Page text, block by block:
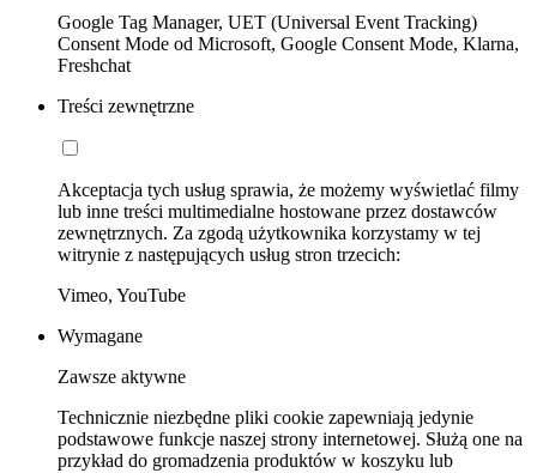
Google Tag Manager, UET (Universal Event Tracking)
Consent Mode od Microsoft, Google Consent Mode, Klarna,
Freshchat
Treści zewnętrzne
Akceptacja tych usług sprawia, że możemy wyświetlać filmy
lub inne treści multimedialne hostowane przez dostawców
zewnętrznych. Za zgodą użytkownika korzystamy w tej
witrynie z następujących usług stron trzecich:
Vimeo, YouTube
Wymagane
Zawsze aktywne
Technicznie niezbędne pliki cookie zapewniają jedynie
podstawowe funkcje naszej strony internetowej. Służą one na
przykład do gromadzenia produktów w koszyku lub